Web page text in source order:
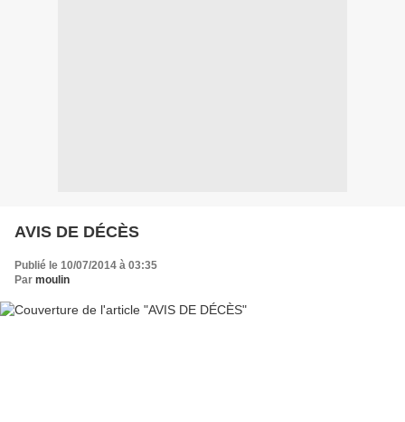
AVIS DE DÉCÈS
Publié le 10/07/2014 à 03:35
Par moulin